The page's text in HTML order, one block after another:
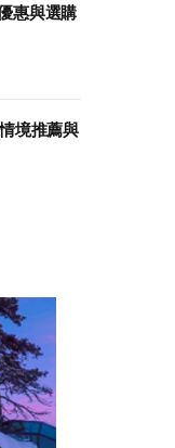
惠與選購
境推薦與